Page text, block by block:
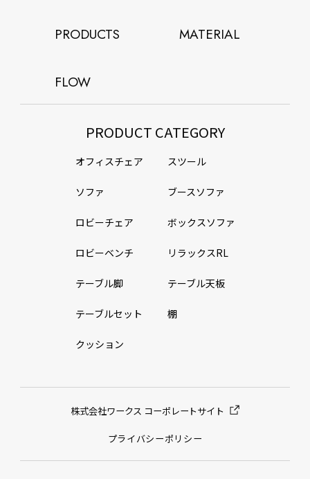
PRODUCTS MATERIAL
FLOW
PRODUCT CATEGORY
オフィスチェア スツール
ソファ ブースソファ
ロビーチェア ボックスソファ
ロビーベンチ リラックスRL
テーブル脚 テーブル天板
テーブルセット 棚
クッション
株式会社ワークス コーポレートサイト
プライバシーポリシー